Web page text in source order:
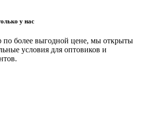
у нас
по более выгодной цене, мы открыты
условия для оптовиков и